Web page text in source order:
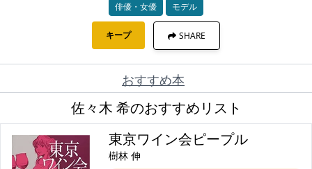
俳優・女優 モデル
キープ SHARE
おすすめ本
佐々木 希のおすすめリスト
東京ワイン会ピープル
樹林 伸